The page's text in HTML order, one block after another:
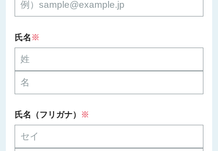
氏名 ※
氏名（フリガナ） ※